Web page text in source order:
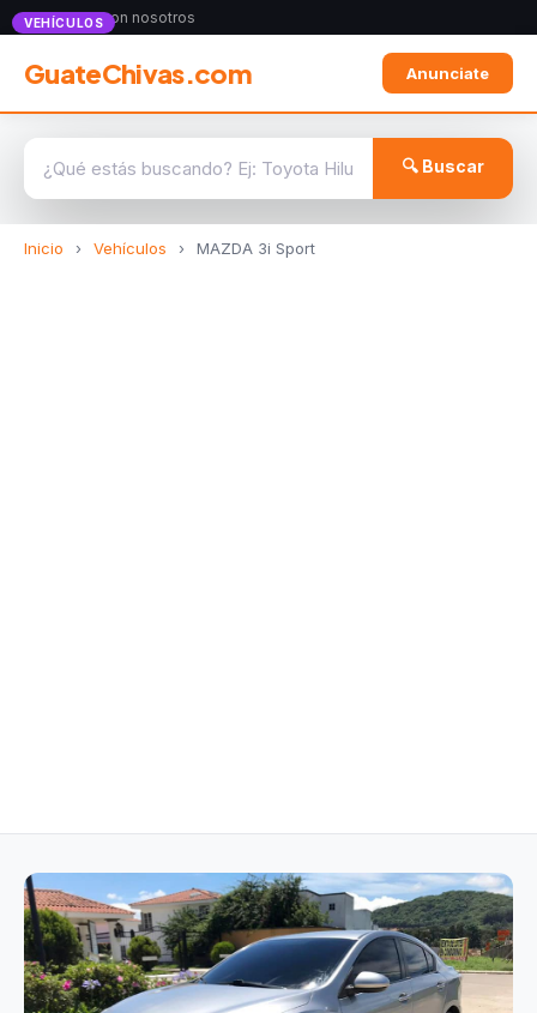
Anunciate con nosotros
GuateChivas.com Anunciate
🔍 Buscar
Inicio › Vehículos › MAZDA 3i Sport
VEHÍCULOS